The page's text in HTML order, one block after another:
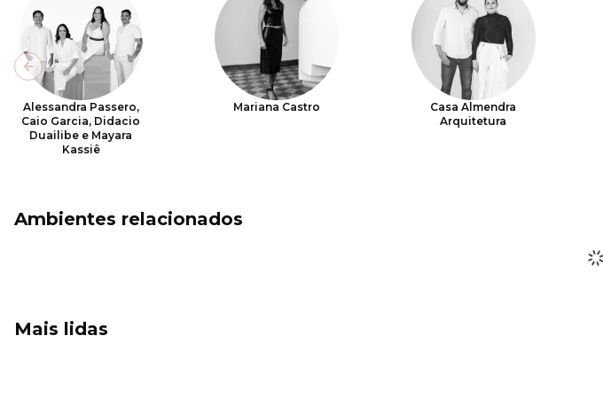
Alessandra Passero,
Caio Garcia, Didacio
Duailibe e Mayara
Kassiê
Mariana Castro
Casa Almendra
Arquitetura
Previous slide
Ambientes relacionados
Mais lidas